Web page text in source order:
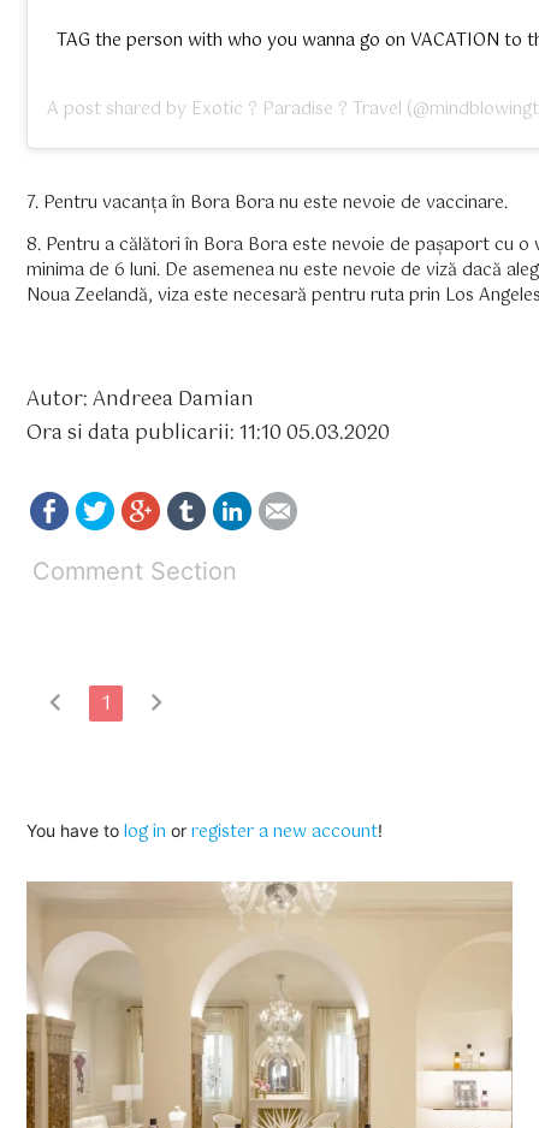
TAG the person with who you wanna go on VACATION to
A post shared by Exotic ?️ Paradise ?️ Travel
7. Pentru vacanța în Bora Bora nu este nevoie de vaccinare.
8. Pentru a călători în Bora Bora este nevoie de pașaport cu o
minima de 6 luni. De asemenea nu este nevoie de viză dacă
Noua Zeelandă, viza este necesară pentru ruta prin Los
Autor: Andreea Damian
Ora si data publicarii: 11:10 05.03.2020
Comment Section
chevron_left 1 chevron_right
You have tolog in orregister a new account!